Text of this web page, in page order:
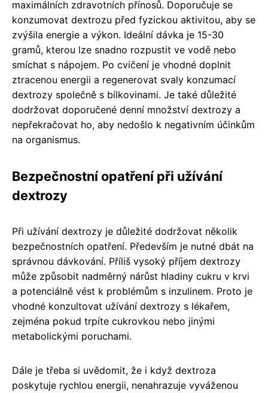
maximálních zdravotních přínosů. Doporučuje se
konzumovat dextrozu před fyzickou aktivitou, aby se
zvýšila energie a výkon. Ideální dávka je 15-30
gramů, kterou lze snadno rozpustit ve vodě nebo
smíchat s nápojem. Po cvičení je vhodné doplnit
ztracenou energii a regenerovat svaly konzumací
dextrozy společně s bílkovinami. Je také důležité
dodržovat doporučené denní množství dextrozy a
nepřekračovat ho, aby nedošlo k negativním účinkům
na organismus.
Bezpečnostní opatření při užívání
dextrozy
Při užívání dextrozy je důležité dodržovat několik
bezpečnostních opatření. Především je nutné dbát na
správnou dávkování. Příliš vysoký příjem dextrozy
může způsobit nadměrný nárůst hladiny cukru v krvi
a potenciálně vést k problémům s inzulinem. Proto je
vhodné konzultovat užívání dextrozy s lékařem,
zejména pokud trpíte cukrovkou nebo jinými
metabolickými poruchami.
Dále je třeba si uvědomit, že i když dextroza
poskytuje rychlou energii, nenahrazuje vyváženou